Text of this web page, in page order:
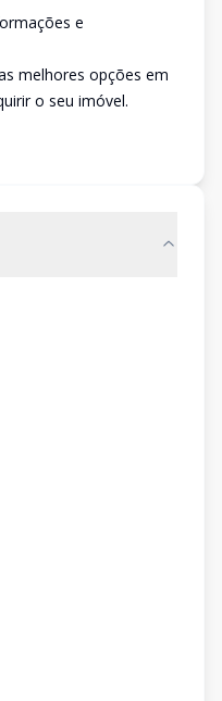
e
melhores opções em
o seu imóvel.